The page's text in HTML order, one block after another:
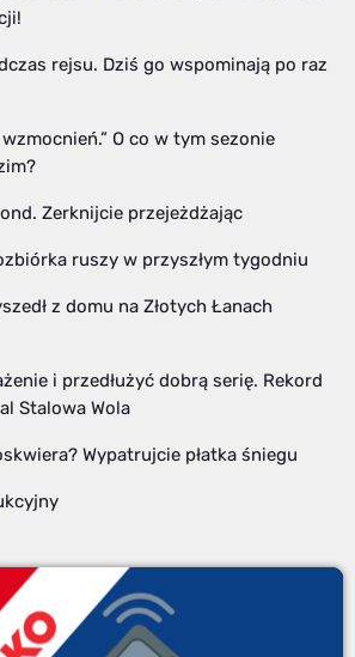
rejsu. Dziś go wspominają po raz
O co w tym sezonie
Zerknijcie przejeżdżając
ruszy w przyszłym tygodniu
z domu na Złotych Łanach
i przedłużyć dobrą serię. Rekord
Stalowa Wola
Wypatrujcie płatka śniegu